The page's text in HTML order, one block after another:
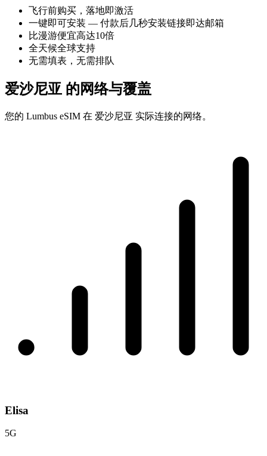
飞行前购买，落地即激活
一键即可安装 — 付款后几秒安装链接即达邮箱
比漫游便宜高达10倍
全天候全球支持
无需填表，无需排队
爱沙尼亚 的网络与覆盖
您的 Lumbus eSIM 在 爱沙尼亚 实际连接的网络。
Elisa
5G